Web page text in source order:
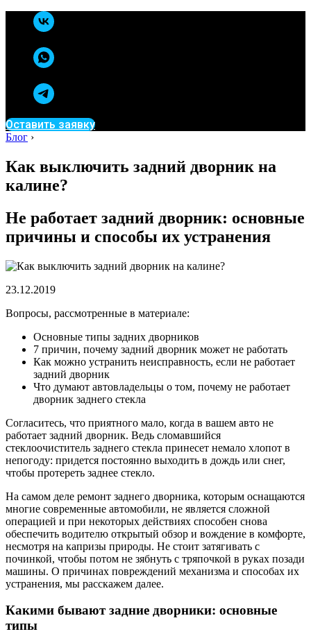
Оставить заявку
Блог ›
Как выключить задний дворник на
калине?
Не работает задний дворник: основные
причины и способы их устранения
23.12.2019
Вопросы, рассмотренные в материале:
Основные типы задних дворников
7 причин, почему задний дворник может не работать
Как можно устранить неисправность, если не работает
задний дворник
Что думают автовладельцы о том, почему не работает
дворник заднего стекла
Согласитесь, что приятного мало, когда в вашем авто не
работает задний дворник. Ведь сломавшийся
стеклоочиститель заднего стекла принесет немало хлопот в
непогоду: придется постоянно выходить в дождь или снег,
чтобы протереть заднее стекло.
На самом деле ремонт заднего дворника, которым оснащаются
многие современные автомобили, не является сложной
операцией и при некоторых действиях способен снова
обеспечить водителю открытый обзор и вождение в комфорте,
несмотря на капризы природы. Не стоит затягивать с
починкой, чтобы потом не зябнуть с тряпочкой в руках позади
машины. О причинах повреждений механизма и способах их
устранения, мы расскажем далее.
Какими бывают задние дворники: основные
типы